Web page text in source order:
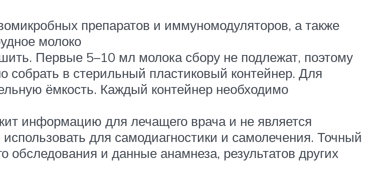
препаратов и иммуномодуляторов, а также
молоко
Первые 5–10 мл молока сбору не подлежат, поэтому
в стерильный пластиковый контейнер. Для
ёмкость. Каждый контейнер необходимо
информацию для лечащего врача и не является
для самодиагностики и самолечения. Точный
обследования и данные анамнеза, результатов других